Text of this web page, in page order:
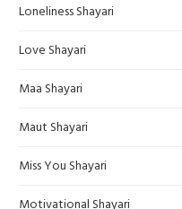
Loneliness Shayari
Love Shayari
Maa Shayari
Maut Shayari
Miss You Shayari
Motivational Shayari